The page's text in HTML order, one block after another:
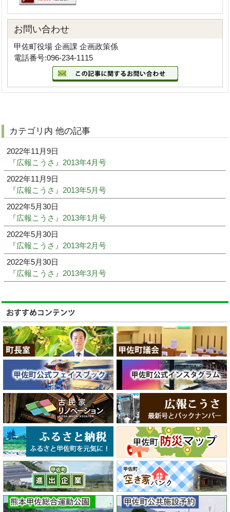
お問い合わせ
甲佐町役場 企画課 企画政策係
電話番号:096-234-1115
カテゴリ内 他の記事
2022年11月9日
『広報こうさ』2013年4月号
2022年11月9日
『広報こうさ』2013年5月号
2022年5月30日
『広報こうさ』2013年1月号
2022年5月30日
『広報こうさ』2013年2月号
2022年5月30日
『広報こうさ』2013年3月号